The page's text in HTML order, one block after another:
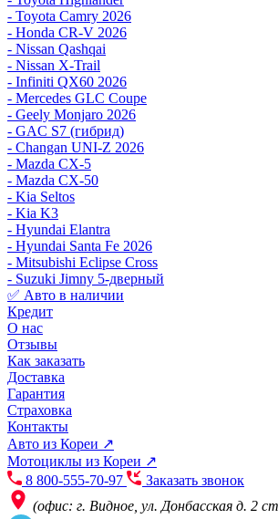
- Toyota Camry 2026
- Honda CR-V 2026
- Nissan Qashqai
- Nissan X-Trail
- Infiniti QX60 2026
- Mercedes GLC Coupe
- Geely Monjaro 2026
- GAC S7 (гибрид)
- Changan UNI-Z 2026
- Mazda CX-5
- Mazda CX-50
- Kia Seltos
- Kia K3
- Hyundai Elantra
- Hyundai Santa Fe 2026
- Mitsubishi Eclipse Cross
- Suzuki Jimny 5-дверный
✅ Авто в наличии
Кредит
О нас
Отзывы
Как заказать
Доставка
Гарантия
Страховка
Контакты
Авто из Кореи ↗
Мотоциклы из Кореи ↗
8 800-555-70-97
Заказать звонок
(офис: г. Видное, ул. Донбасская д. 2